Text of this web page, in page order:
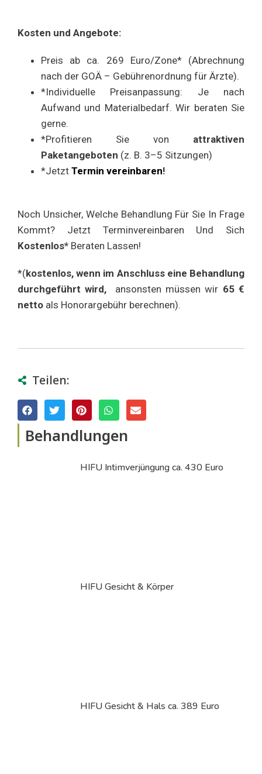
Kosten und Angebote:
Preis ab ca. 269 Euro/Zone* (Abrechnung
nach der GOÄ – Gebührenordnung für Ärzte).
*Individuelle Preisanpassung: Je nach
Aufwand und Materialbedarf. Wir beraten Sie
gerne.
*Profitieren Sie von attraktiven
Paketangeboten (z. B. 3–5 Sitzungen)
*Jetzt Termin vereinbaren!
Noch Unsicher, Welche Behandlung Für Sie In Frage
Kommt? Jetzt Terminvereinbaren Und Sich
Kostenlos* Beraten Lassen!
*(kostenlos, wenn im Anschluss eine Behandlung
durchgeführt wird, ansonsten müssen wir 65 €
netto als Honorargebühr berechnen).
Teilen:
Behandlungen
HIFU Intimverjüngung ca. 430 Euro
HIFU Gesicht & Körper
HIFU Gesicht & Hals ca. 389 Euro